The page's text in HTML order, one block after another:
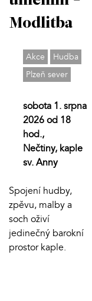
Modlitba
Akce
Hudba
Plzeň sever
sobota 1. srpna
2026 od 18
hod.,
Nečtiny, kaple
sv. Anny
Spojení hudby,
zpěvu, malby a
soch oživí
jedinečný barokní
prostor kaple.